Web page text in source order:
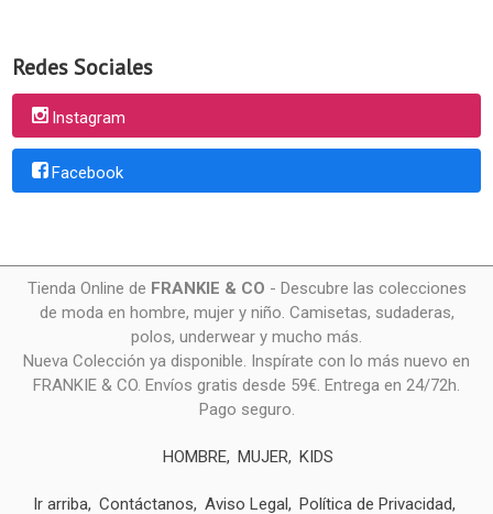
Redes Sociales
Instagram
Facebook
Tienda Online de FRANKIE & CO - Descubre las colecciones
de moda en hombre, mujer y niño. Camisetas, sudaderas,
polos, underwear y mucho más.
Nueva Colección ya disponible. Inspírate con lo más nuevo en
FRANKIE & CO. Envíos gratis desde 59€. Entrega en 24/72h.
Pago seguro.
HOMBRE MUJER KIDS
Ir arriba Contáctanos Aviso Legal Política de Privacidad